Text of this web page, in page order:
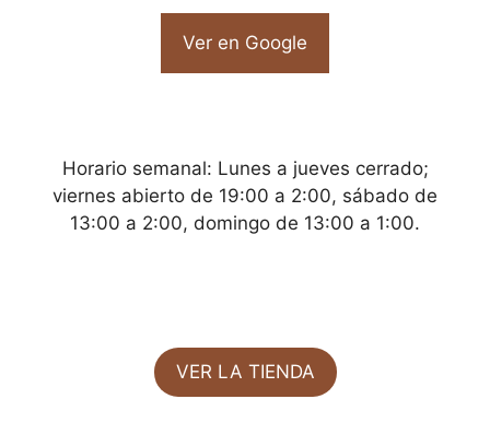
Ver en Google
Horario semanal: Lunes a jueves cerrado;
viernes abierto de 19:00 a 2:00, sábado de
13:00 a 2:00, domingo de 13:00 a 1:00.
VER LA TIENDA